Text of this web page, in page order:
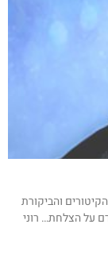
והביקורת
על הצלחת… רוני